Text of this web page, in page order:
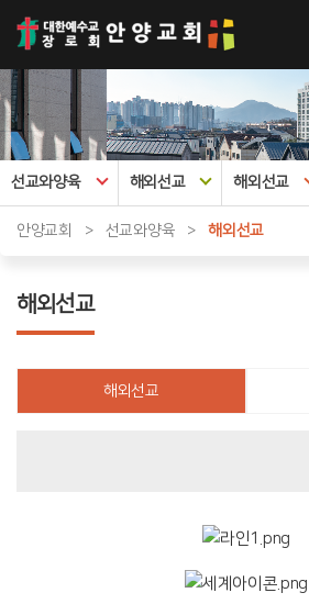
선교와양육 해외선교 해외선교
안양교회 > 선교와양육 > 해외선교
해외선교
해외선교